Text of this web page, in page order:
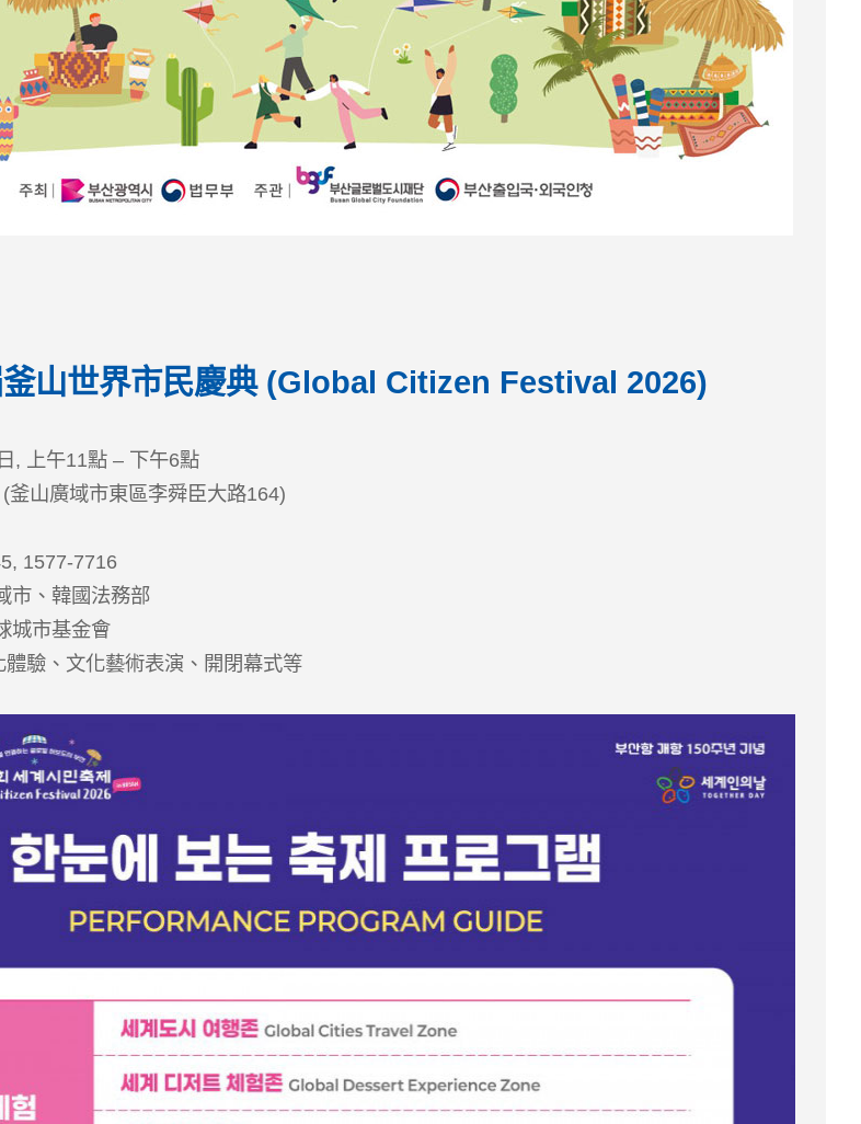
山世界市民慶典 (Global Citizen Festival 2026)
, 上午11點 – 下午6點
釜山廣域市東區李舜臣大路164)
1577-7716
市、韓國法務部
城市基金會
驗、文化藝術表演、開閉幕式等